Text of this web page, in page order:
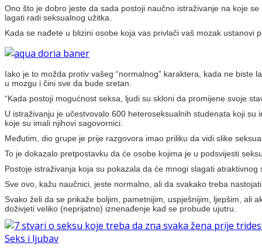
Ono što je dobro jeste da sada postoji naučno istraživanje na koje
lagati radi seksualnog užitka.
Kada se nađete u blizini osobe koja vas privlači vaš mozak
Iako je to možda protiv vašeg “normalnog” karaktera, kada ne biste
u mozgu i čini sve da bude sretan.
“Kada postoji mogućnost seksa, ljudi su skloni da promijene svoje
U istraživanju je učestvovalo 600 heteroseksualnih studenata koji
koje su imali njihovi sagovornici.
Međutim, dio grupe je prije razgovora imao priliku da vidi slike
To je dokazalo pretpostavku da će osobe kojima je u podsvijesti
Postoje istraživanja koja su pokazala da će mnogi slagati
Sve ovo, kažu naučnici, jeste normalno, ali da svakako treba
Svako želi da se prikaže boljim, pametnijim, uspješnijim, ljepšim, ali
doživjeti veliko (neprijatno) iznenađenje kad se probude ujutru.
Seks i ljubav